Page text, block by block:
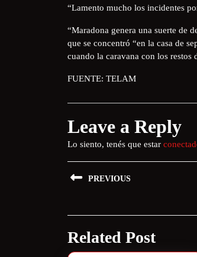
“Lamento mucho los incidentes
“Maradona genera una suerte de
que se concentró “en la casa de
cuando la caravana con los
FUENTE: TELAM
Leave a Reply
Lo siento, tenés que estar
PREVIOUS
Related Post